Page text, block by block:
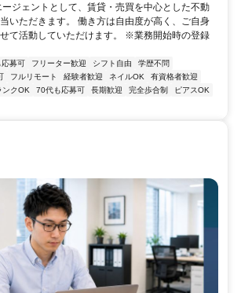
ジェントとして、賃貸・売買を中心とした不動
いただきます。 働き方は自由度が高く、ご自身
て活動していただけます。 ※業務開始時の登録
募可 フリーター歓迎 シフト自由
学歴不問
フルリモート 経験者歓迎 ネイルOK
有資格者歓迎
ンクOK 70代も応募可 長期歓迎 完全歩合制
ピアスOK